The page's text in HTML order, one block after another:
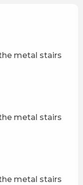
metal stairs
metal stairs
metal stairs